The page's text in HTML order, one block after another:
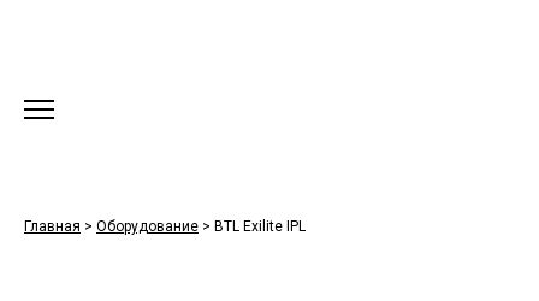
Главная > Оборудование > BTL Exilite IPL